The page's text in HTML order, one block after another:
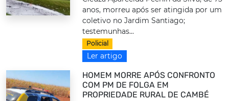
anos, morreu após ser atingida por um
coletivo no Jardim Santiago;
testemunhas...
Policial
Ler artigo
HOMEM MORRE APÓS CONFRONTO
COM PM DE FOLGA EM
PROPRIEDADE RURAL DE CAMBÉ